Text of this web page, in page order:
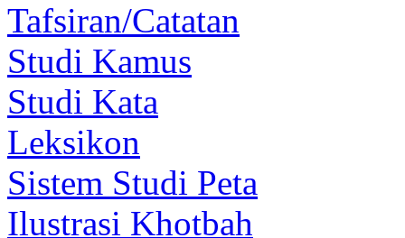
Tafsiran/Catatan
Studi Kamus
Studi Kata
Leksikon
Sistem Studi Peta
Ilustrasi Khotbah